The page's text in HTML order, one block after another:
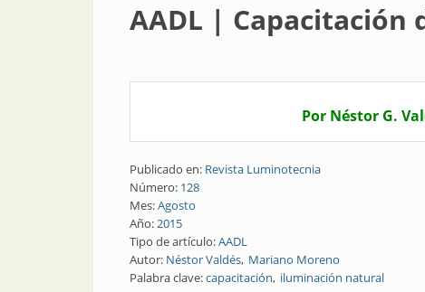
AADL | Capacitación
Por Néstor G.
Publicado en: Revista Luminotecnia
Número: 128
Mes:Agosto
Año:2015
Tipo de artículo:AADL
Autor: Néstor Valdés Mariano Moreno
Palabra clave:capacitación iluminación natural